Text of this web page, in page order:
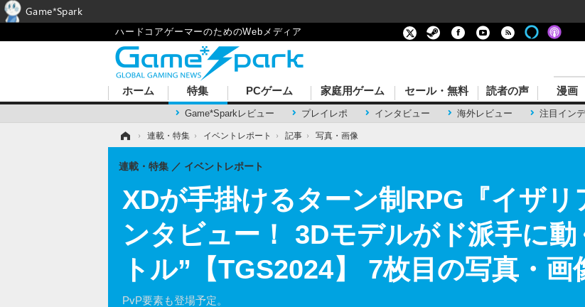
ハードコアゲーマーのためのWebメディア
ホーム 特集
Game*Sparkレビュー プレイレポ インタビュー 海外レビュー 注目イン
PCゲーム 家庭用ゲーム セール・無料 読者の声 漫画
› 連載・特集 › イベントレポート › 記事 › 写真・画像
XDが手掛けるターン制RPG『イザリ
ンタビュー！ 3Dモデルがド派手に
トル”【TGS2024】 7枚目の写真・画
PvP要素も登場予定。
連載・特集 イベントレポート
Game*Spark